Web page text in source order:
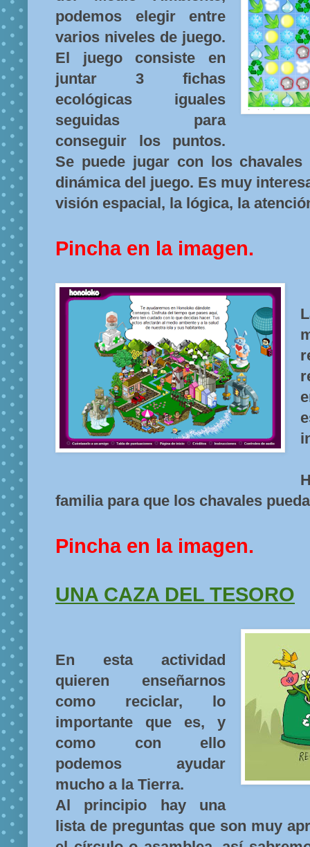
podemos elegir entre
varios niveles de juego.
El juego consiste en
juntar 3 fichas
ecológicas iguales
seguidas para
conseguir los puntos.
Se puede jugar con los chavales
dinámica del juego. Es muy
visión espacial, la lógica, la
Pincha en la imagen.
familia para que los chavales
Pincha en la imagen.
UNA CAZA DEL TESORO
En esta actividad
quieren enseñarnos
como reciclar, lo
importante que es, y
como con ello
podemos ayudar
mucho a la Tierra.
Al principio hay una
lista de preguntas que son muy